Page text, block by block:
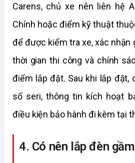
Carens, chủ xe nên liên hệ
Chính hoặc điểm kỹ thuật
để được kiểm tra xe, xác nhận
thời gian thi công và chính
điểm lắp đặt. Sau khi lắp đặt,
số seri, thông tin kích hoạt
điều kiện bảo hành đi kèm tại
4. Có nên lắp đèn